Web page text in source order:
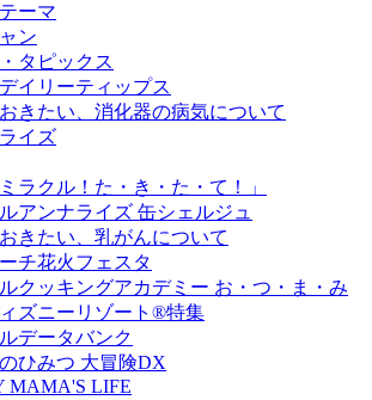
ーマ
ン
タピックス
イリーティップス
きたい、消化器の病気について
イズ
ラクル！た・き・た・て！」
アンナライズ 缶シェルジュ
きたい、乳がんについて
チ花火フェスタ
クッキングアカデミー お・つ・ま・み
ズニーリゾート®特集
データバンク
ひみつ 大冒険DX
MAMA'S LIFE